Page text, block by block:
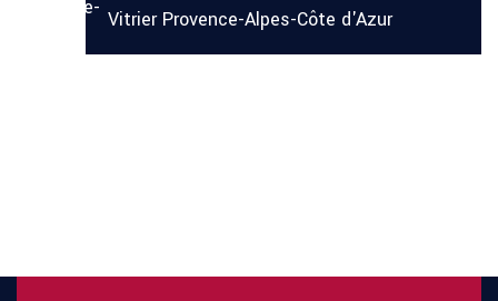
Vitrier Provence-Alpes-Côte d'Azur